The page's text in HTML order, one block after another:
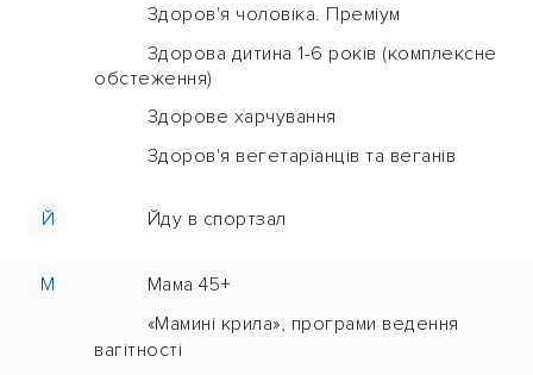
Здоров'я чоловіка. Преміум
Здорова дитина 1-6 років (комплексне
обстеження)
Здорове харчування
Здоров'я вегетаріанців та веганів
Й Йду в спортзал
М
Мама 45+
«Мамині крила», програми ведення
вагітності